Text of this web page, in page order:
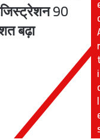
90
बढ़ा
r
i
l